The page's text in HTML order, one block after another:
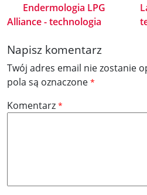
Endermologia LPG
Alliance - technologia
Napisz komentarz
Twój adres email nie zostanie
pola są oznaczone *
Komentarz *